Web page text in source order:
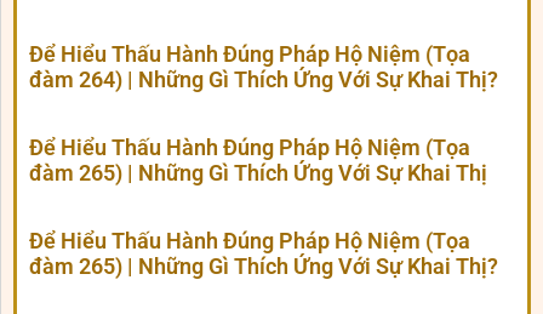
Để Hiểu Thấu Hành Đúng Pháp Hộ Niệm (Tọa
đàm 264) | Những Gì Thích Ứng Với Sự Khai Thị?
Để Hiểu Thấu Hành Đúng Pháp Hộ Niệm (Tọa
đàm 265) | Những Gì Thích Ứng Với Sự Khai Thị
Để Hiểu Thấu Hành Đúng Pháp Hộ Niệm (Tọa
đàm 265) | Những Gì Thích Ứng Với Sự Khai Thị?